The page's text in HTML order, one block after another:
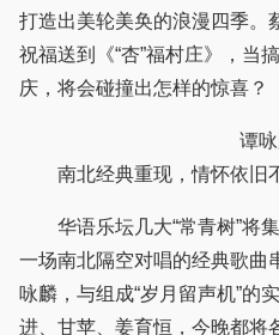
打造出美轮美奂的浪漫四季。
祝福送到《“杏”福村庄》，当
庆，将会碰撞出怎样的惊喜？
谭
南北经典重现，情怀依旧
华语乐坛几大“常青树”将
一场南北隔空对唱的经典歌曲
咏麟，与组成“岁月留声机”的
进、甘苹、姜育恒，今晚都将